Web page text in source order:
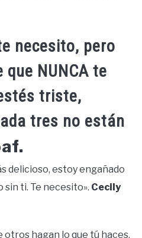
necesito, pero
NUNCA te
triste,
tres no están
delicioso, estoy engañado
sin ti. Te necesito». Cecily
otros hagan lo que tú haces.